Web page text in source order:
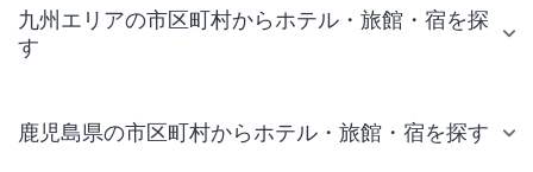
九州エリアの市区町村からホテル・旅館・宿を探
す
鹿児島県の市区町村からホテル・旅館・宿を探す